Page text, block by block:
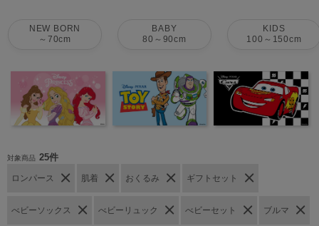
NEW BORN
～70cm
BABY
80～90cm
KIDS
100～150cm
対象商品 25件
ロンパース 肌着 おくるみ ギフトセット
べビーソックス べビーリュック べビーセット ブルマ